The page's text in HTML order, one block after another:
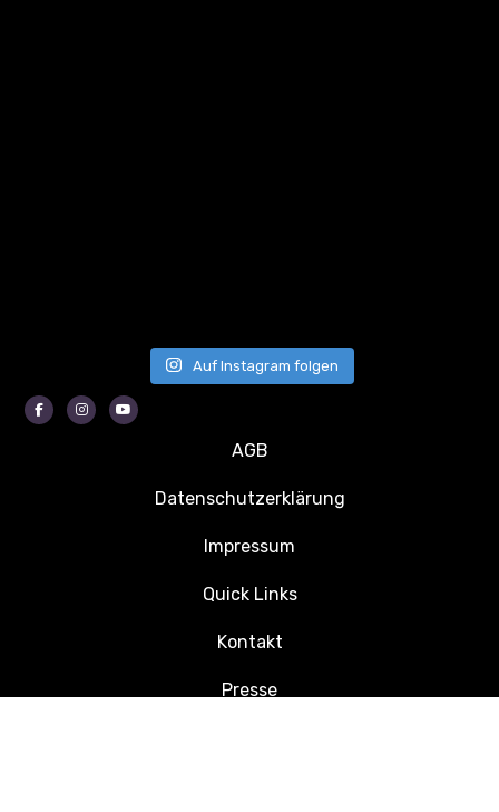
Auf Instagram folgen
FacebookInstagram
AGB
Datenschutzerklärung
Impressum
Quick Links
Kontakt
Presse